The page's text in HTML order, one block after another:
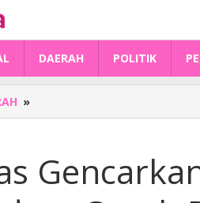
DAERAH POLITIK
»
Gencarkan
Cegah
Pelanggaran